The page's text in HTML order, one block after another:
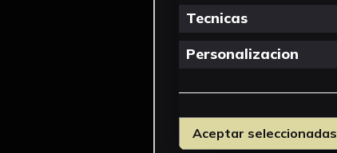
Tecnicas
Personalizacion
Aceptar seleccionadas